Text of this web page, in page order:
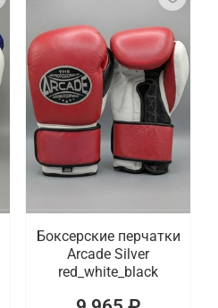
Боксерские перчатки
Arcade Silver
red_white_black